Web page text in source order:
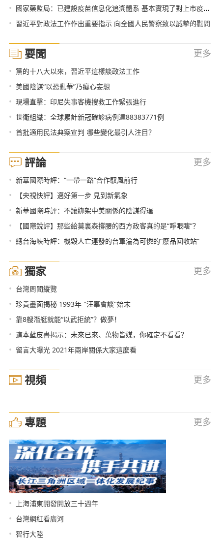
• 國家藥監局：已建設疫苗信息化追溯體系 基本實現了對上市疫苗的全程追溯管理
• 習近平對政法工作作出重要指示 向全國人民警察致以誠摯的慰問
要聞 更多
• 黨的十八大以來，習近平這樣談政法工作
• 美國陰謀“以恐亂華”乃癡心妄想
• 現場直擊：印尼失事客機搜救工作緊張進行
• 世衛組織：全球累計新冠確診病例達88383771例
• 首批適用民法典案宣判 哪些變化最引人注目？
評論 更多
• 新華國際時評：“一帶一路”合作馭風前行
• 【央視快評】邁好第一步 見到新氣象
• 新華國際時評：不讓綁架中美關係的陰謀得逞
• 【國際銳評】那些給莫裏森撐腰的西方政客真的是“睜眼瞎”？
• 總台海峽時評：機毀人亡連發的台軍淪為可憐的“廢品回收站”
獨家 更多
• 台灣周聞縱覽
• 珍貴畫面揭秘 1993年 "汪辜會談"始末
• 靠8艘潛艇就能“以武拒統”？做夢！
• 這本藍皮書揭示：未來已來、萬物皆媒，你確定不看看？
• 留言大曝光 2021年兩岸關係大家這麼看
視頻 更多
專題 更多
• 上海浦東開發開放三十週年
• 台灣網紅看廣河
• 智行大陸